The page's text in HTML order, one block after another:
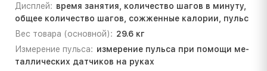
Дисплей: вре­мя за­ня­тия, ко­ли­че­ство ша­гов в ми­ну­ту,
об­щее ко­ли­че­ство ша­гов, со­жжен­ные ка­ло­рии, пульс
Вес товара (основной): 29.6 кг
Измерение пульса: из­ме­ре­ние пуль­са при по­мо­щи ме­
тал­ли­че­ских дат­чи­ков на ру­ках